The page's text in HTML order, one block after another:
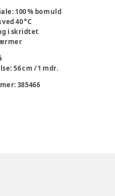
100 % bomuld
40 °C
i skridtet
:56 cm / 1 mdr.
385466